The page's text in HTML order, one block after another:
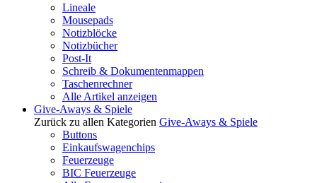
Lineale
Mousepads
Notizblöcke
Notizbücher
Post-It
Schreib & Dokumentenmappen
Taschenrechner
Alle Artikel anzeigen
Give-Aways & Spiele
Zurück zu allen Kategorien Give-Aways & Spiele
Buttons
Einkaufswagenchips
Feuerzeuge
BIC Feuerzeuge